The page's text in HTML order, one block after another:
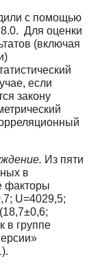
с помощью
Для оценки
(включая
если
закону
Из пяти
в
факторы
U=4029,5;
в группе